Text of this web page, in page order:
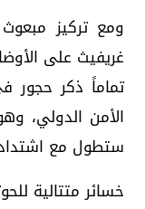
ومع تركيز مبعوث
غريفيث على
تماماً ذكر حجور
الأمن الدولي،
ستطول مع اشتداد
خسائر متتالية